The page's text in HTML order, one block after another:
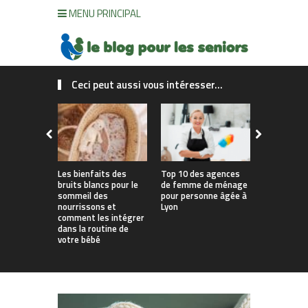
MENU PRINCIPAL
Ceci peut aussi vous intéresser...
Les bienfaits des
bruits blancs pour le
sommeil des
nourrissons et
comment les intégrer
dans la routine de
votre bébé
Top 10 des agences
de femme de ménage
pour personne âgée à
Lyon